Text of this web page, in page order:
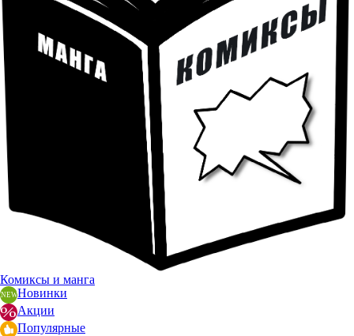
Комиксы и манга
Новинки
Акции
Популярные